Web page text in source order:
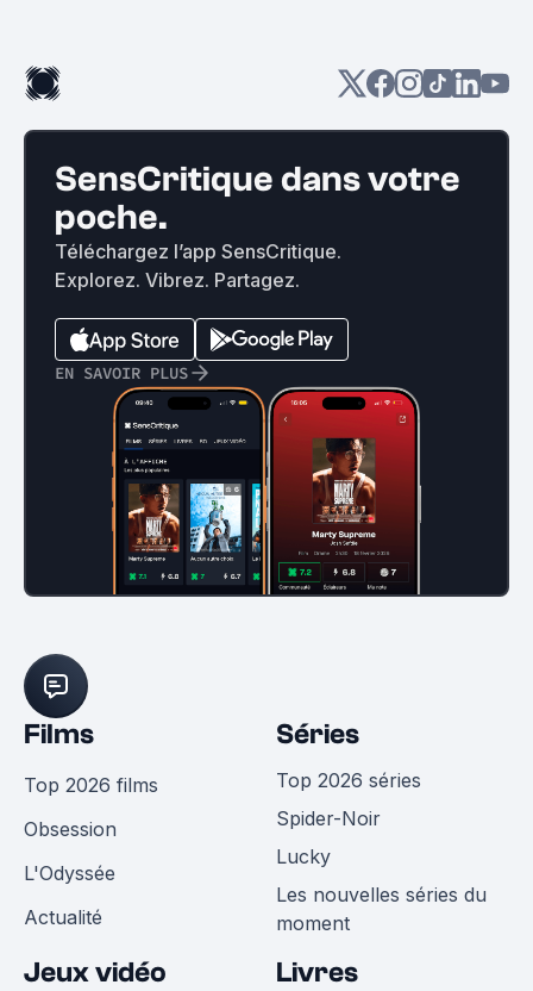
SensCritique dans votre
poche.
Téléchargez l’app SensCritique.
Explorez. Vibrez. Partagez.
EN SAVOIR PLUS
Films
Top 2026 films
Obsession
L'Odyssée
Actualité
Séries
Top 2026 séries
Spider-Noir
Lucky
Les nouvelles séries du
moment
Jeux vidéo Livres